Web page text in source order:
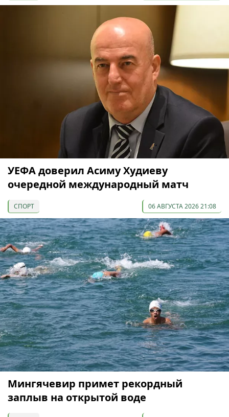
УЕФА доверил Асиму Худиеву
очередной международный матч
СПОРТ 06 АВГУСТА 2026 21:08
Мингячевир примет рекордный
заплыв на открытой воде